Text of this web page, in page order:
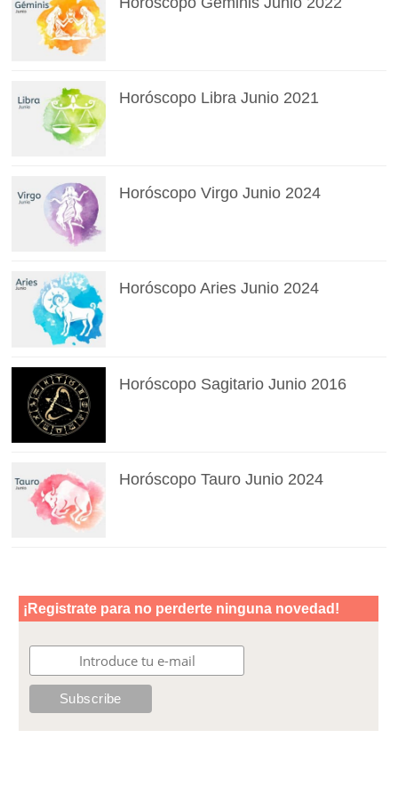
Horóscopo Libra Junio 2021
Horóscopo Virgo Junio 2024
Horóscopo Aries Junio 2024
Horóscopo Sagitario Junio 2016
Horóscopo Tauro Junio 2024